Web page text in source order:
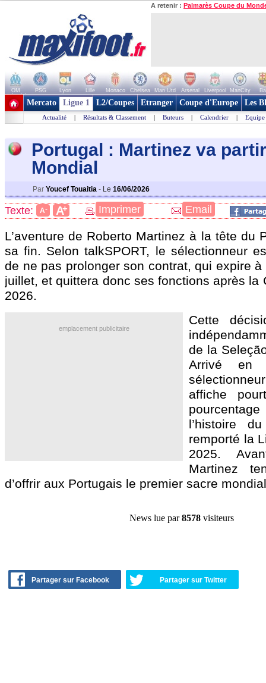
A retenir : Palmarès Coupe du
OM PSG Lyon Lille Monaco Chelsea Man Utd Arsenal Liverpool ManCity
+ de clubs
Mercato Ligue 1 L2/Coupes Etranger Coupe d'Europe Les
Actualité | Résultats & Classement | Buteurs | Calendrier | Equipe
Portugal : Martinez va
Mondial
Par Youcef Touaitia - Le 16/06/2026
Texte: A- A+ Imprimer Email
L’aventure de Roberto Martinez à la tête du
sa fin. Selon talkSPORT, le sélectionneur
de ne pas prolonger son contrat, qui expire
juillet, et quittera donc ses fonctions après la
2026.
emplacement publicitaire
Cette
de la
Arrivé en
affiche
l’histoire
remporté la
2025.
Martinez
d’offrir aux Portugais le premier sacre
News lue par8578 visiteurs
Partager sur Facebook Partager sur Twitter